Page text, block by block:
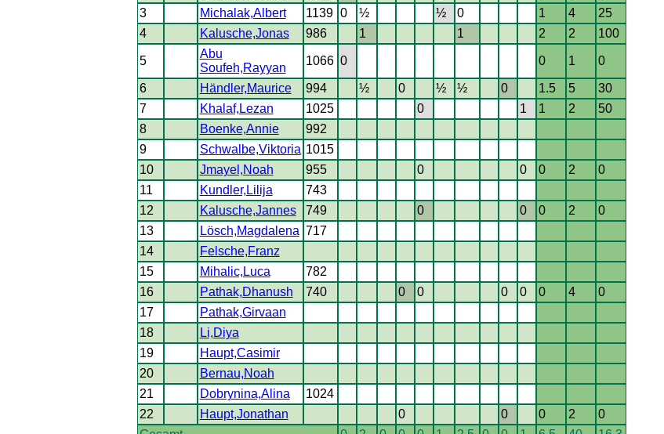
3
Michalak,Albert 1139 0 ½ ½ 0 1 4
25
4
Kalusche,Jonas 986 1 1 2 2 100
5
Abu
Soufeh,Rayyan
1066 0 0 1 0
6 Händler,Maurice 994 ½ 0 ½ ½ 0 1.5 5
30
7
Khalaf,Lezan 1025 0 1 1 2
50
8
Boenke,Annie
992
9
Schwalbe,Viktoria 1015
10
Jmayel,Noah 955 0 0 0 2
0
11
Kundler,Lilija
743
12
Kalusche,Jannes 749 0 0 0 2
0
13
Lösch,Magdalena 717
14
Felsche,Franz
15
Mihalic,Luca
782
16
Pathak,Dhanush 740 0 0 0 0 0 4
0
17
Pathak,Girvaan
18
Li,Diya
19
Haupt,Casimir
20
Bernau,Noah
21
Dobrynina,Alina
1024
22
Haupt,Jonathan 0 0 0 2
0